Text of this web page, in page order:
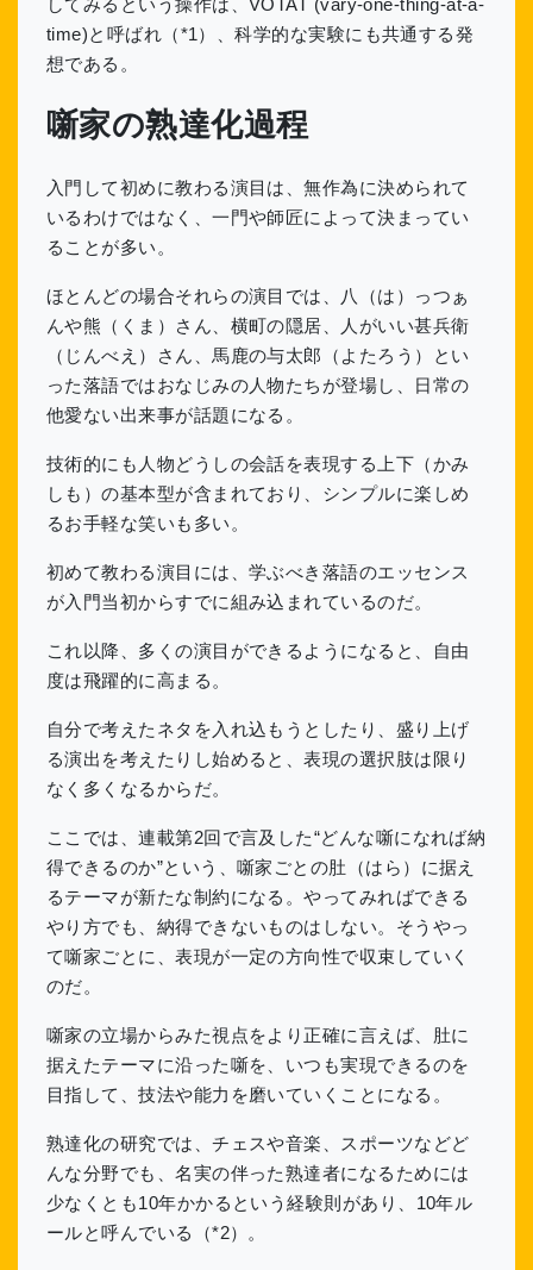
してみるという操作は、VOTAT (vary-one-thing-at-a-
time)と呼ばれ（*1）、科学的な実験にも共通する発
想である。
噺家の熟達化過程
入門して初めに教わる演目は、無作為に決められて
いるわけではなく、一門や師匠によって決まってい
ることが多い。
ほとんどの場合それらの演目では、八（は）っつぁ
んや熊（くま）さん、横町の隠居、人がいい甚兵衛
（じんべえ）さん、馬鹿の与太郎（よたろう）とい
った落語ではおなじみの人物たちが登場し、日常の
他愛ない出来事が話題になる。
技術的にも人物どうしの会話を表現する上下（かみ
しも）の基本型が含まれており、シンプルに楽しめ
るお手軽な笑いも多い。
初めて教わる演目には、学ぶべき落語のエッセンス
が入門当初からすでに組み込まれているのだ。
これ以降、多くの演目ができるようになると、自由
度は飛躍的に高まる。
自分で考えたネタを入れ込もうとしたり、盛り上げ
る演出を考えたりし始めると、表現の選択肢は限り
なく多くなるからだ。
ここでは、連載第2回で言及した“どんな噺になれば納
得できるのか”という、噺家ごとの肚（はら）に据え
るテーマが新たな制約になる。やってみればできる
やり方でも、納得できないものはしない。そうやっ
て噺家ごとに、表現が一定の方向性で収束していく
のだ。
噺家の立場からみた視点をより正確に言えば、肚に
据えたテーマに沿った噺を、いつも実現できるのを
目指して、技法や能力を磨いていくことになる。
熟達化の研究では、チェスや音楽、スポーツなどど
んな分野でも、名実の伴った熟達者になるためには
少なくとも10年かかるという経験則があり、10年ル
ールと呼んでいる（*2）。